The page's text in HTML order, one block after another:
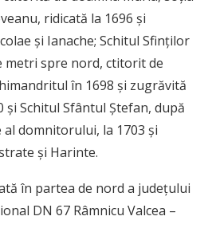
ridicată la 1696 și
și Ianache; Schitul Sfinților
metri spre nord, ctitorit de
în 1698 și zugrăvită
și Schitul Sfântul Ștefan, după
domnitorului, la 1703 și
și Harinte.
în partea de nord a județului
DN 67 Râmnicu Valcea –